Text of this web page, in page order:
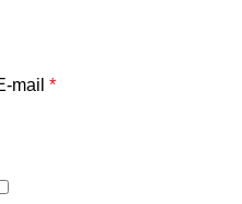
mail *